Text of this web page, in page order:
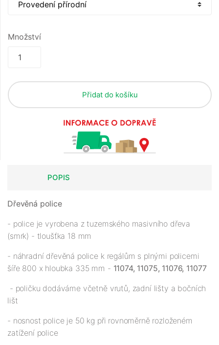
Množství
Přidat do košíku
POPIS
Dřevěná police
- police je vyrobena z tuzemského masivního dřeva
(smrk) - tloušťka 18 mm
- náhradní dřevěná police k regálům s plnými policemi
šíře 800 x hloubka 335 mm - 11074, 11075, 11076, 11077
- poličku dodáváme včetně vrutů, zadní lišty a bočních
lišt
- nosnost police je 50 kg při rovnoměrně rozloženém
zatížení police